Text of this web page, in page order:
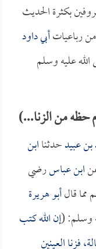
بكثرة الحديث
رباعياتأبي داود
عليه وسلم
من الزنا...)
عبيدحدثناابن
ابن عباسرضي
مما قالأبو هريرة
وسلم: (إن الله كتب
فزنا العينين